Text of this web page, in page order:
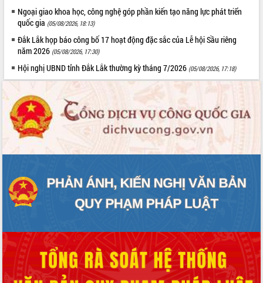
Hội thảo góp ý hồ sơ điều chỉnh quy
hoạch tỉnh Đắk Lắk thời kỳ 2021-2030,
tầm nhìn đến năm 2050
Nâng cao hiệu quả hoạt động của các
doanh nghiệp nhà nước
Hội nghị triển khai kết nối mạng
truyền số liệu chuyên dùng phục vụ cơ
quan Đảng, Nhà nước
Lễ phát động chuỗi hoạt động chung
tay làm sạch môi trường
Xã Ea Kar bước chuyển mình trong
UBND tỉnh họp báo định kỳ tháng 4
năm 2026
Hội thảo khoa học “Giải pháp thúc đẩy
Đắk Lắk”
Tăng cường giám sát, đôn đốc thực
hiện nhiệm vụ quản lý tài sản công
hàng tuần
Ngoại giao khoa học, công nghệ góp phần kiến tạo năng lực phát triển
quốc gia (05/08/2026, 18:13)
Đắk Lắk họp báo công bố 17 hoạt động đặc sắc của Lễ hội Sầu riêng
năm 2026 (05/08/2026, 17:30)
Hội nghị UBND tỉnh Đắk Lắk thường kỳ tháng 7/2026 (05/08/2026, 17:18)